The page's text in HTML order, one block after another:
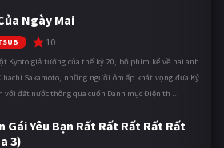
Ngày Mai
10
Kyoto giả tưởng của thế kỷ 20, bộ phim kể về hai anh
Sakamoto, những người ôm ấp khát vọng đưa Kỷ
với đất nước thông qua cuốn Danh mục Điện th ...
Gái Yêu Bạn Rất Rất Rất Rất Rất
3)